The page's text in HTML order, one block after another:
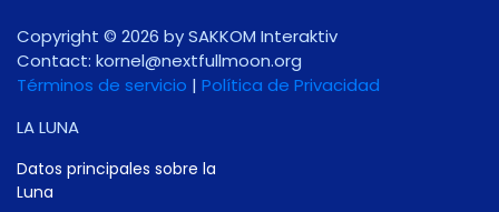
Copyright © 2026 by SAKKOM Interaktiv
Contact: gro.noomlluftxen@lenrok
Términos de servicio | Política de Privacidad
LA LUNA
Datos principales sobre la
Luna